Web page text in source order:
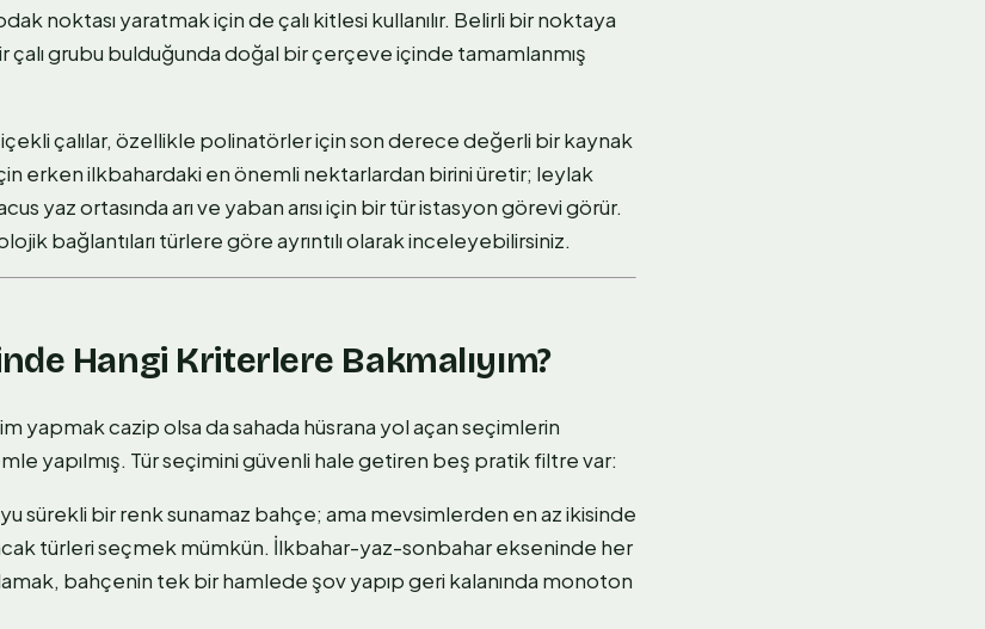
noktası yaratmak için de çalı kitlesi kullanılır. Belirli bir noktaya
çalı grubu bulduğunda doğal bir çerçeve içinde tamamlanmış
çalılar, özellikle polinatörler için son derece değerli bir kaynak
erken ilkbahardaki en önemli nektarlardan birini üretir; leylak
yaz ortasında arı ve yaban arısı için bir tür istasyon görevi görür.
bağlantıları türlere göre ayrıntılı olarak inceleyebilirsiniz.
Hangi Kriterlere Bakmalıyım?
yapmak cazip olsa da sahada hüsrana yol açan seçimlerin
yapılmış. Tür seçimini güvenli hale getiren beş pratik filtre var:
sürekli bir renk sunamaz bahçe; ama mevsimlerden en az ikisinde
türleri seçmek mümkün. İlkbahar-yaz-sonbahar ekseninde her
bahçenin tek bir hamlede şov yapıp geri kalanında monoton